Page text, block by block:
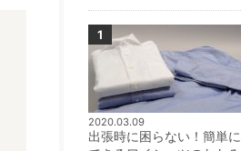
2020.03.09
出張時に困らない！簡単に